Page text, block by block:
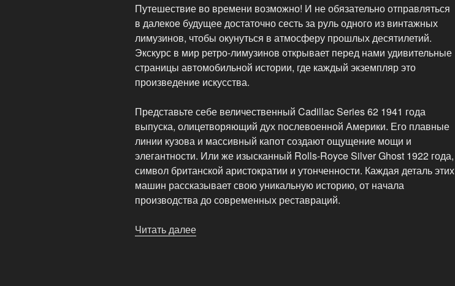
Путешествие во времени возможно! И не обязательно отправляться
в далекое будущее достаточно сесть за руль одного из винтажных
лимузинов, чтобы окунуться в атмосферу прошлых десятилетий.
Экскурс в мир ретро-лимузинов открывает перед нами удивительные
страницы автомобильной истории, где каждый экземпляр это
произведение искусства.
Представьте себе величественный Cadillac Series 62 1941 года
выпуска, олицетворяющий дух послевоенной Америки. Его плавные
линии кузова и массивный капот создают ощущение мощи и
элегантности. Или же изысканный Rolls-Royce Silver Ghost 1922 года,
символ британской аристократии и утонченности. Каждая деталь этих
машин рассказывает свою уникальную историю, от начала
производства до современных реставраций.
Читать далее